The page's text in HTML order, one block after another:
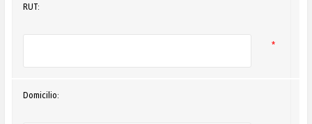
RUT:
*
Domicilio: